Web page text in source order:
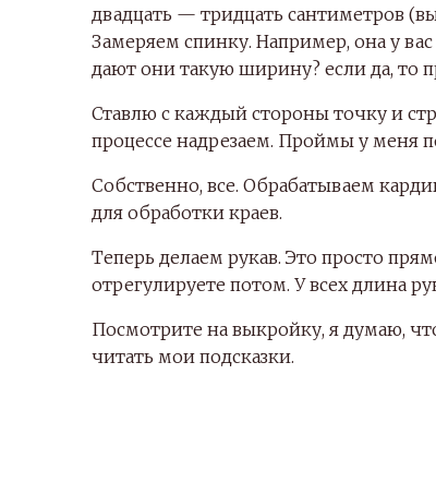
двадцать — тридцать сантиметров
Замеряем спинку. Например, она у
дают они такую ширину? если да, то
Ставлю с каждый стороны точку и
процессе надрезаем. Проймы у меня
Собственно, все. Обрабатываем
для обработки краев.
Теперь делаем рукав. Это просто
отрегулируете потом. У всех длина
Посмотрите на выкройку, я думаю,
читать мои подсказки.